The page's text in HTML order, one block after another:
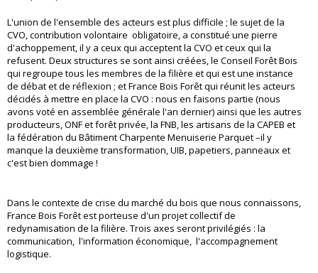
L'union de l'ensemble des acteurs est plus difficile ; le sujet de la
CVO, contribution volontaire obligatoire, a constitué une pierre
d'achoppement, il y a ceux qui acceptent la CVO et ceux qui la
refusent. Deux structures se sont ainsi créées, le Conseil Forêt Bois
qui regroupe tous les membres de la filière et qui est une instance
de débat et de réflexion ; et France Bois Forêt qui réunit les acteurs
décidés à mettre en place la CVO : nous en faisons partie (nous
avons voté en assemblée générale l'an dernier) ainsi que les autres
producteurs, ONF et forêt privée, la FNB, les artisans de la CAPEB et
la fédération du Bâtiment Charpente Menuiserie Parquet –il y
manque la deuxième transformation, UIB, papetiers, panneaux et
c'est bien dommage !
Dans le contexte de crise du marché du bois que nous connaissons,
France Bois Forêt est porteuse d'un projet collectif de
redynamisation de la filière. Trois axes seront privilégiés : la
communication, l'information économique, l'accompagnement
logistique.